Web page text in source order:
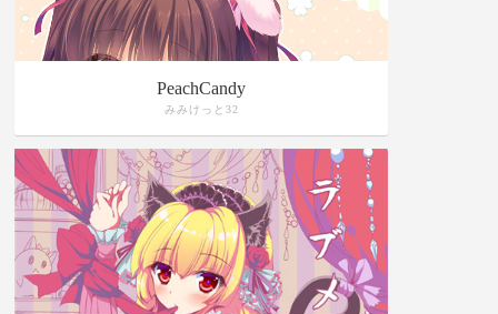
PeachCandy
みみけっと32